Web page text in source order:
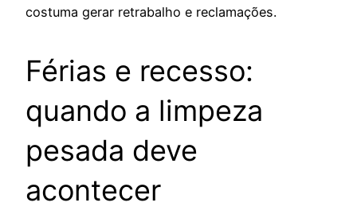
costuma gerar retrabalho e reclamações.
Férias e recesso:
quando a limpeza
pesada deve
acontecer